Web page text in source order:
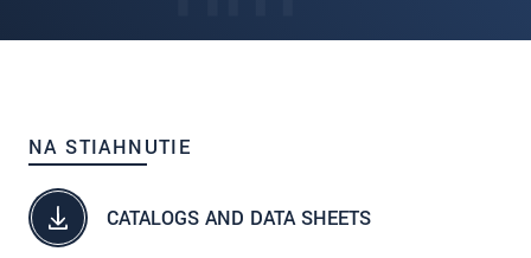
NA STIAHNUTIE
CATALOGS AND DATA SHEETS